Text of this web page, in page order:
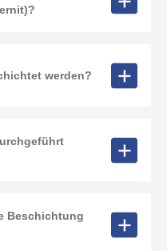
werden?
Beschichtung